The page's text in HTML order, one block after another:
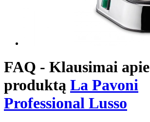
FAQ - Klausimai apie
produktą La Pavoni
Professional Lusso